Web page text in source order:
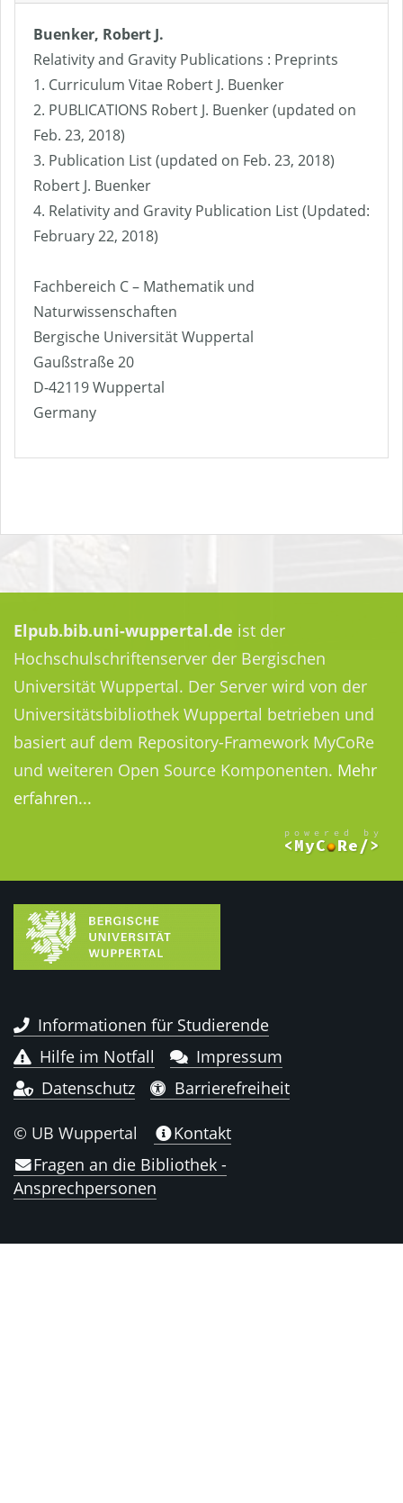
Buenker, Robert J.
Relativity and Gravity Publications : Preprints
1. Curriculum Vitae Robert J. Buenker
2. PUBLICATIONS Robert J. Buenker (updated on
Feb. 23, 2018)
3. Publication List (updated on Feb. 23, 2018)
Robert J. Buenker
4. Relativity and Gravity Publication List (Updated:
February 22, 2018)
Fachbereich C – Mathematik und
Naturwissenschaften
Bergische Universität Wuppertal
Gaußstraße 20
D-42119 Wuppertal
Germany
Elpub.bib.uni-wuppertal.de ist der
Hochschulschriftenserver der Bergischen
Universität Wuppertal. Der Server wird von der
Universitätsbibliothek Wuppertal betrieben und
basiert auf dem Repository-Framework MyCoRe
und weiteren Open Source Komponenten. Mehr
erfahren...
Informationen für Studierende
Hilfe im Notfall
Impressum
Datenschutz
Barrierefreiheit
© UB Wuppertal
Kontakt
Fragen an die Bibliothek -
Ansprechpersonen